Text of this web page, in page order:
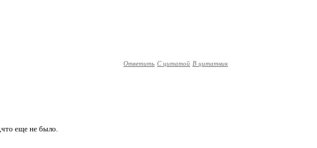
Ответить С цитатой В цитатник
еще не было.